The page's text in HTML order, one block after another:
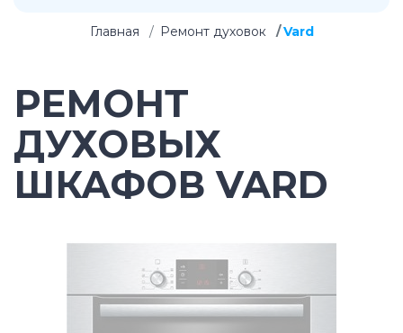
Главная Ремонт духовок Vard
РЕМОНТ
ДУХОВЫХ
ШКАФОВ VARD